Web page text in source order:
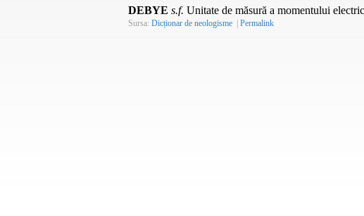
DEBYE s.f. Unitate de măsură a momentului
Sursa: Dicționar de neologisme | Permalink